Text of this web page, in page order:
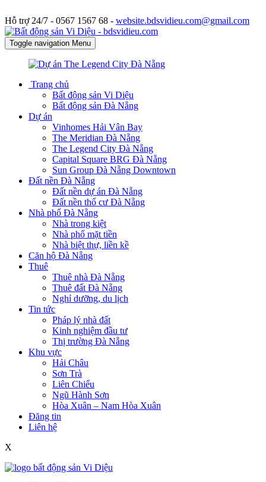
Hỗ trợ 24/7 - 0567 1567 68 - website.bdsvidieu.com@gmail.com
Toggle navigation Menu
Trang chủ
Bất động sản Vi Diệu
Bất động sản Đà Nẵng
Dự án
Vinhomes Hải Vân Bay
The Meridian Đà Nẵng
The Legend City Đà Nẵng
Capital Square BRG Đà Nẵng
Sun Group Đà Nẵng Downtown
Đất nền Đà Nẵng
Đất nền dự án Đà Nẵng
Đất nền thổ cư Đà Nẵng
Nhà phố Đà Nẵng
Nhà trong kiệt
Nhà phố mặt tiền
Nhà biệt thự, liền kề
Căn hộ Đà Nẵng
Thuê
Thuê nhà Đà Nẵng
Thuê đất Đà Nẵng
Nghỉ dưỡng, du lịch
Tin tức
Pháp lý nhà đất
Kinh nghiệm đầu tư
Thị trường Đà Nẵng
Khu vực
Hải Châu
Sơn Trà
Liên Chiểu
Ngũ Hành Sơn
Hòa Xuân – Nam Hòa Xuân
Đăng tin
Liên hệ
X